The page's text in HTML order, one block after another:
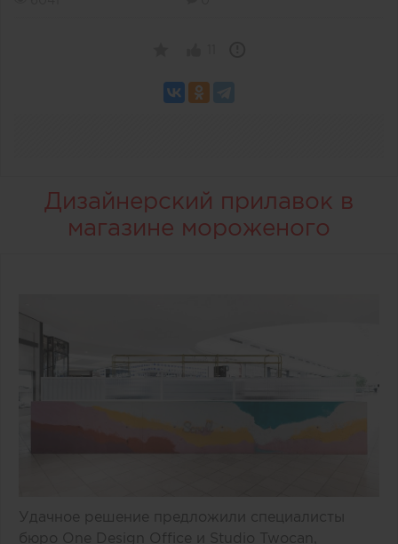
Дизайнерский прилавок в
магазине мороженого
Удачное решение предложили специалисты
бюро One Design Office и Studio Twocan,